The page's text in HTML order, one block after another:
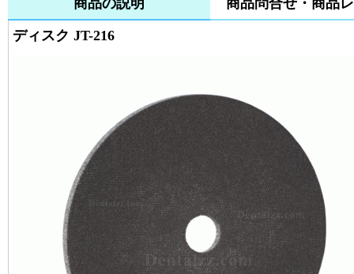
商品の説明 商品問合せ・商品
ディスク JT-216